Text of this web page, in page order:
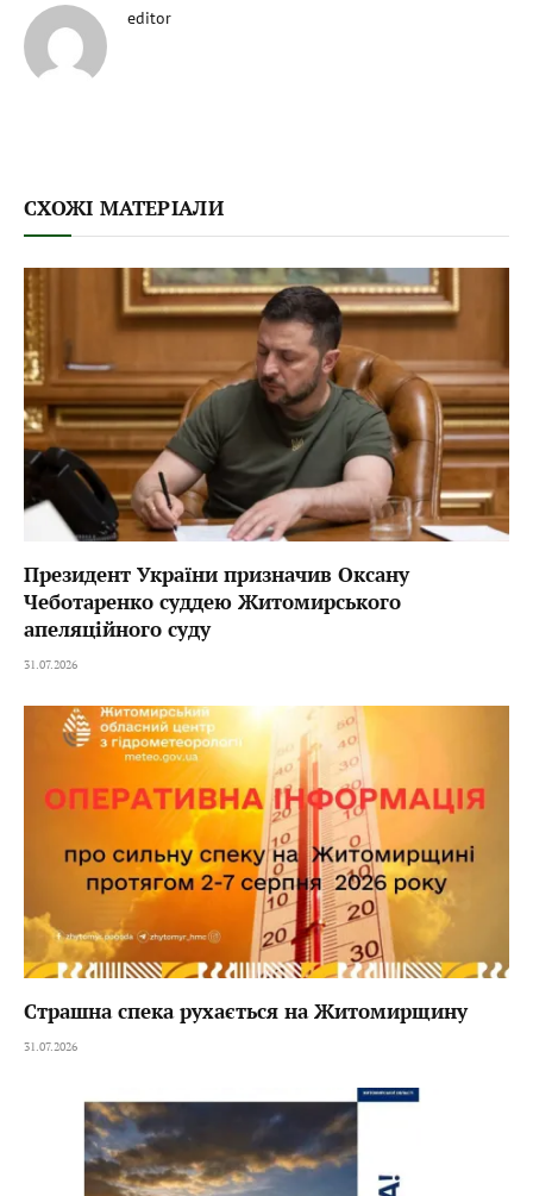
editor
СХОЖІ МАТЕРІАЛИ
Президент України призначив Оксану
Чеботаренко суддею Житомирського
апеляційного суду
31.07.2026
Страшна спека рухається на Житомирщину
31.07.2026